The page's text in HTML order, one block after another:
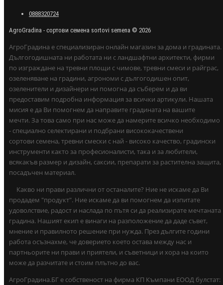
0888320724
AgroGradina - сортови семена sortovi semena © 2026
АгроГрадина е специализиран онлайн магазин за дома и градината.
Дългогодишната ни работата ни с ландшафтни архитекти, фирми
по изграждане на тревни площи с чимове, тревни смеси и райграс,
озеленяване на градини, агрономи с дългогодишен опит,
озеленители и дизайнери ни помогна да съберем и да ви
предоставим подробна информация за всички артикули. Нашата
мисия е да Ви помогнем да направите градината на вашите
мечти. За това само при нас може да намерите всичко необходимо
- специално селектирани и подбрани висококачествени
сортови семена, тревни смески с най - високо качество, градински
инструменти както за професионалисти, така и за любители,
всякакъв размер и дизайн, саксии, препарати за растителна защита,
посадъчен материал.
Какво ни прави различни от останалите? Ние не искаме да Ви
продадем "продукт". Ние искаме да ви помогнем да изпитате
удоволствие, радост и наслада по пътя си да реализирате мечтаната
градина. Нашият екип е винаги на разположение да даде съвет,
мнение и правилното решение при нужда. През дългите години
работа осъзнахме, че доверието което остава между нас и
партньорите ни прави и приятели, и съветници и хора на които
може да разчитате и стоим плътно до вас.
АгроГрадина.БГ е собственост на фирма КП Къмпани ЕООД булстат: